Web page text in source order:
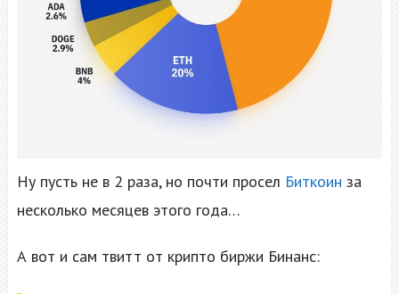
Ну пусть не в 2 раза, но почти просел Биткоин за
несколько месяцев этого года…
А вот и сам твитт от крипто биржи Бинанс: